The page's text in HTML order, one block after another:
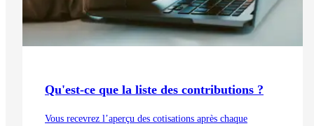
Qu'est-ce que la liste des contributions ?
Vous recevrez l’aperçu des cotisations après chaque